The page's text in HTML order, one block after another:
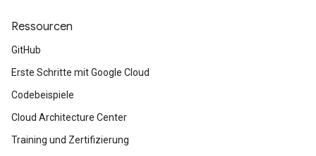
Ressourcen
GitHub
Erste Schritte mit Google Cloud
Codebeispiele
Cloud Architecture Center
Training und Zertifizierung